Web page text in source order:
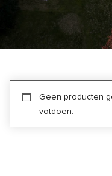
Geen producten
voldoen.